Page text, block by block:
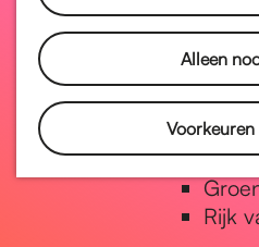
Alleen
Voorkeuren
Natuur in
Rijk